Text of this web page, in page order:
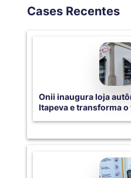
Cases Recentes
Onii inaugura loja
Itapeva e transforma